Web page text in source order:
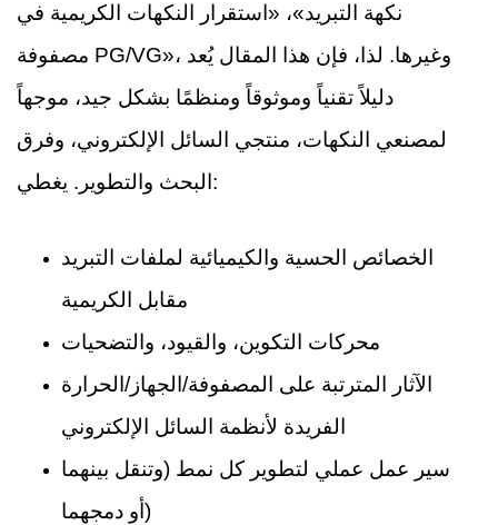
نكهة التبريد»، «استقرار النكهات الكريمية في
مصفوفة PG/VG»، وغيرها. لذا، فإن هذا المقال يُعد
دليلاً تقنياً وموثوقاً ومنظمًا بشكل جيد، موجهاً
لمصنعي النكهات، منتجي السائل الإلكتروني، وفرق
البحث والتطوير. يغطي:
الخصائص الحسية والكيميائية لملفات التبريد
مقابل الكريمية
محركات التكوين، والقيود، والتضحيات
الآثار المترتبة على المصفوفة/الجهاز/الحرارة
الفريدة لأنظمة السائل الإلكتروني
سير عمل عملي لتطوير كل نمط (وتنقل بينهما
أو دمجهما)